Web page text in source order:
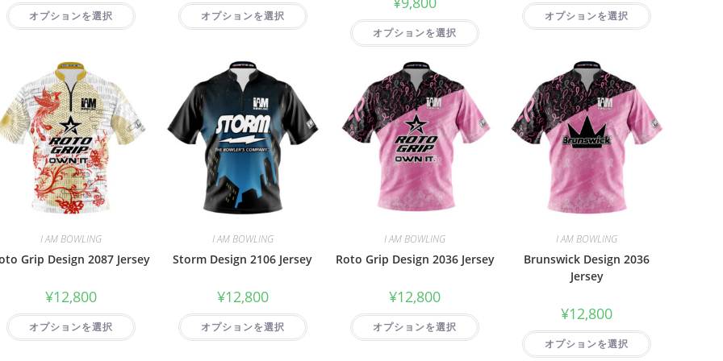
オプションを選択 オプションを選択
オプションを選択
オプションを選択
I AM BOWLING
Grip Design 2087 Jersey
¥12,800
オプションを選択
I AM BOWLING
Storm Design 2106 Jersey
¥12,800
オプションを選択
I AM BOWLING
Roto Grip Design 2036 Jersey
¥12,800
オプションを選択
I AM BOWLING
Brunswick Design 2036
Jersey
¥12,800
オプションを選択